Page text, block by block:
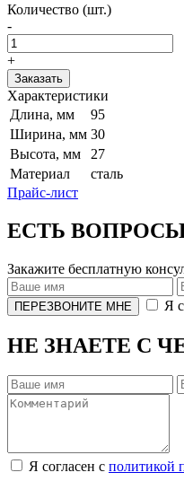
Количество (шт.)
-
+
Заказать
Характеристики
Длина, мм
95
Ширина, мм 30
Высота, мм
27
Материал
сталь
Прайс-лист
ЕСТЬ
Закажите бесплатную
ПЕРЕЗВОНИТЕ МНЕ Я
НЕ ЗНАЕТЕ С
Я согласен с политикой